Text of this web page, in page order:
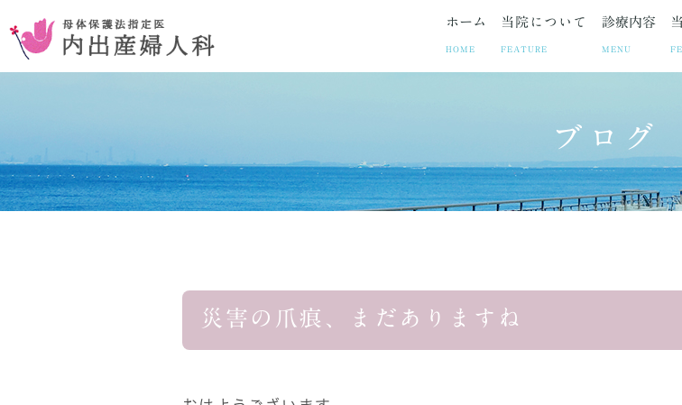
ホーム
HOME
当院について
FEATURE
コンセプト 院長紹介 当院の取り
診療内容
MENU
お腹を切らない手術 妊娠中絶 避妊相談・ピル
おりものの異常 子宮筋腫 子宮内膜症
お悩み事 疾患 お悩みや
院長ブログ お
ブログ
災害の爪痕、まだありますね